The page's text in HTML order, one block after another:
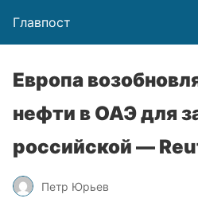
Главпост
Европа
нефти в ОАЭ для
российской —
Петр Юрьев